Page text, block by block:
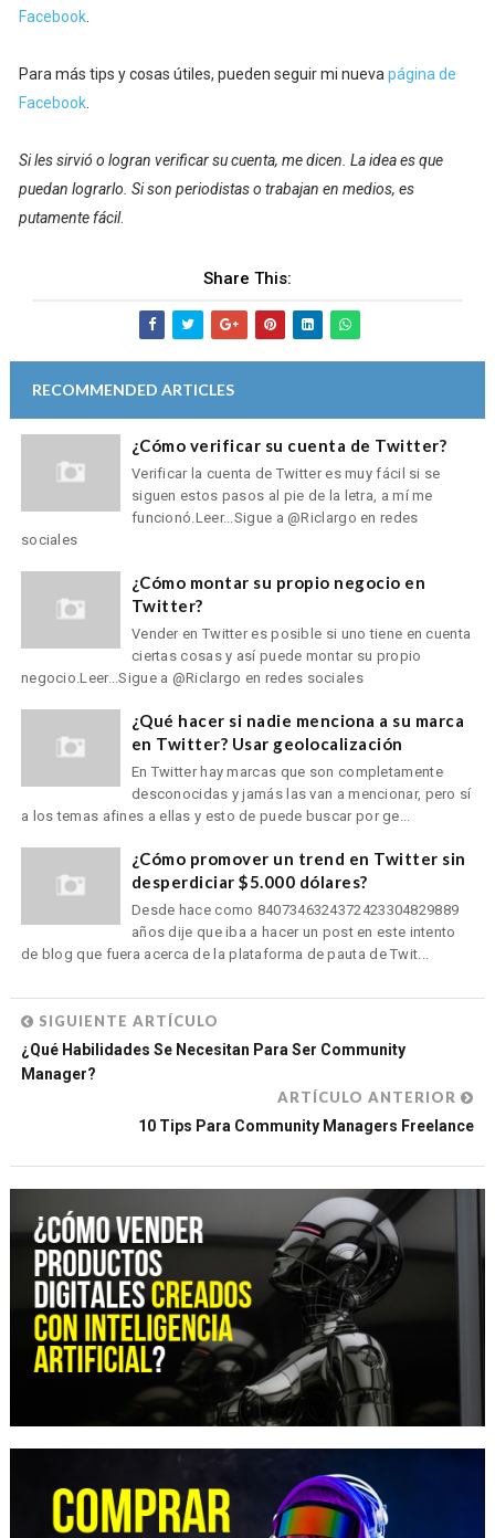
Facebook.
Para más tips y cosas útiles, pueden seguir mi nuevapágina de
Facebook.
Si les sirvió o logran verificar su cuenta, me dicen. La idea es que
puedan lograrlo. Si son periodistas o trabajan en medios, es
putamente fácil.
Share This:
RECOMMENDED ARTICLES
¿Cómo verificar su cuenta de Twitter?
Verificar la cuenta de Twitter es muy fácil si se
siguen estos pasos al pie de la letra, a mí me
funcionó.Leer...Sigue a @Riclargo en redes
sociales
¿Cómo montar su propio negocio en
Twitter?
Vender en Twitter es posible si uno tiene en cuenta
ciertas cosas y así puede montar su propio
negocio.Leer...Sigue a @Riclargo en redes sociales
¿Qué hacer si nadie menciona a su marca
en Twitter? Usar geolocalización
En Twitter hay marcas que son completamente
desconocidas y jamás las van a mencionar, pero sí
a los temas afines a ellas y esto de puede buscar por ge...
¿Cómo promover un trend en Twitter sin
desperdiciar $5.000 dólares?
Desde hace como 8407346324372423304829889
años dije que iba a hacer un post en este intento
de blog que fuera acerca de la plataforma de pauta de Twit...
SIGUIENTE ARTÍCULO
¿Qué Habilidades Se Necesitan Para Ser Community
Manager?
ARTÍCULO ANTERIOR
10 Tips Para Community Managers Freelance